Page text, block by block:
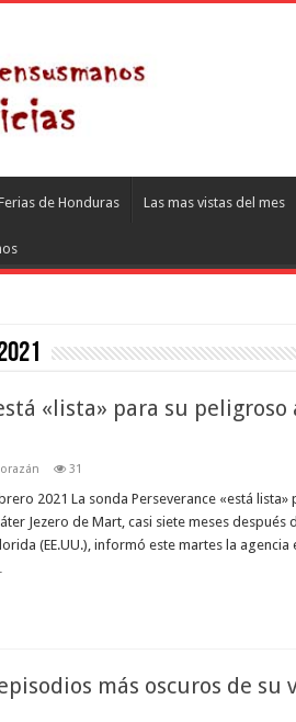
de Honduras Las mas vistas del mes
«lista» para su
31
2021 La sonda Perseverance «está lista»
Jezero de Mart, casi siete meses después
(EE.UU.), informó este martes la agencia
más oscuros de su